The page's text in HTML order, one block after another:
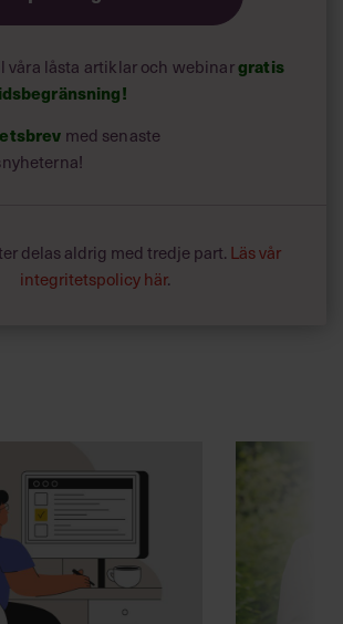
våra låsta artiklar och webinargratis
med senaste
delas aldrig med tredje part. Läs vår
integritetspolicy här.